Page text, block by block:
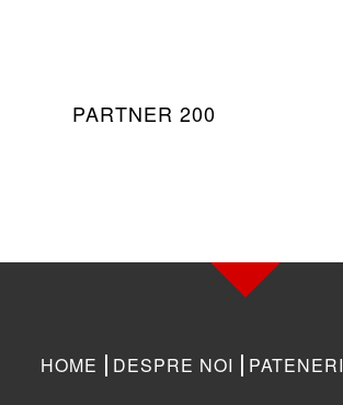
PARTNER 200
HOME DESPRE NOI PATENERI